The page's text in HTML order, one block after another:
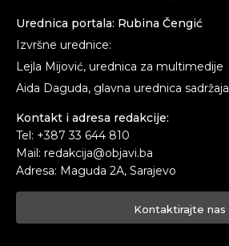
Urednica portala: Rubina Čengić
Izvršne urednice:
Lejla Mijović, urednica za multimedije
Aida Daguda, glavna urednica sadržaja
Kontakt i adresa redakcije:
Tel: +387 33 644 810
Mail: redakcija@objavi.ba
Adresa: Maguda 2A, Sarajevo
Kontaktirajte nas